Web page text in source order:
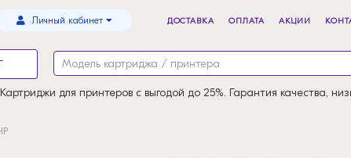
Личный кабинет ДОСТАВКА ОПЛАТА АКЦИИ
Картриджи для принтеров с выгодой до 25%. Гарантия качества,